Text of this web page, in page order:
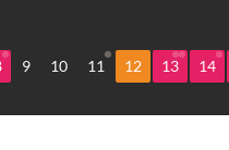
9 10 11 12 13 14